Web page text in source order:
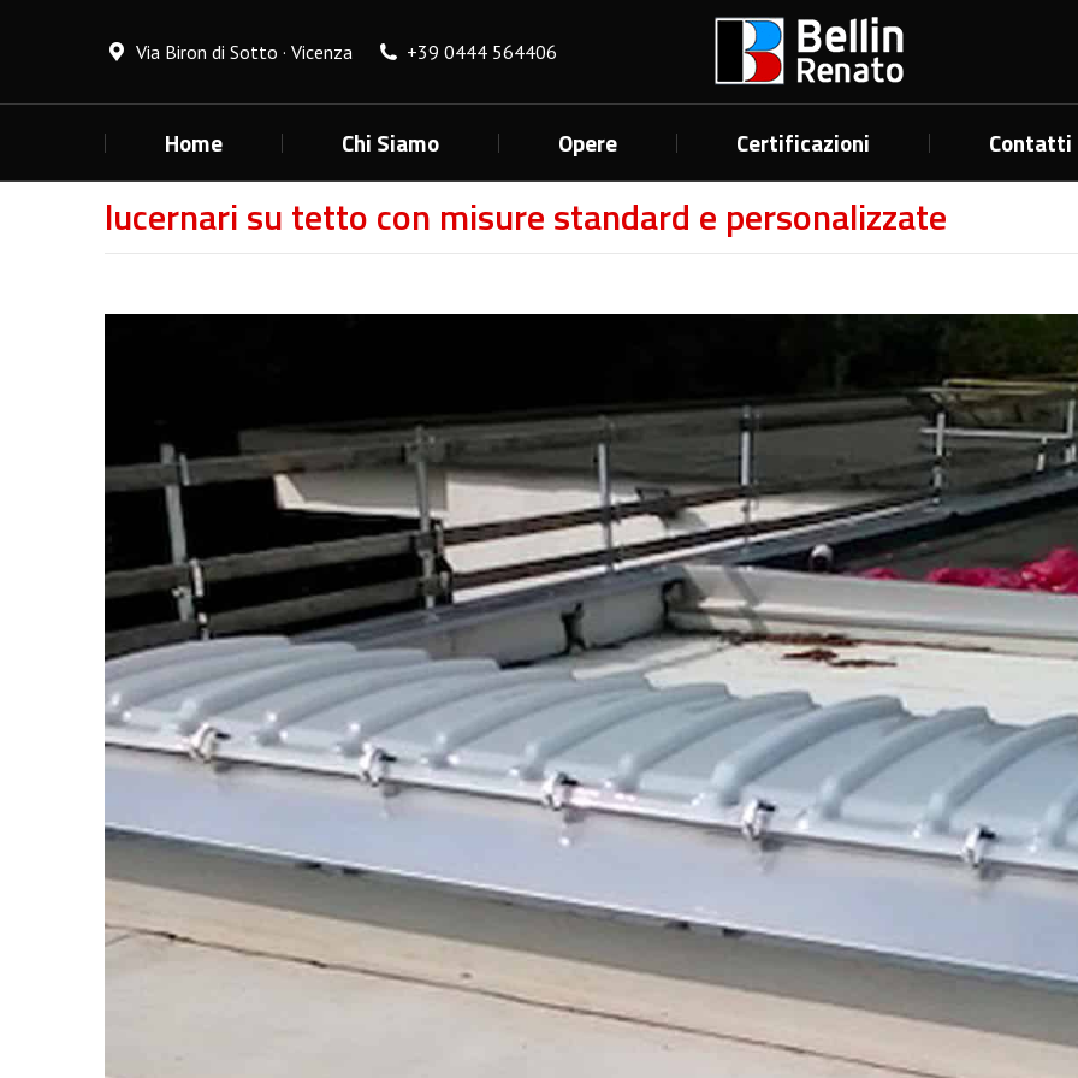
Via Biron di Sotto · Vicenza +39 0444 564406
Home Chi Siamo Opere Certificazioni Contatti
lucernari su tetto con misure standard e personalizzate